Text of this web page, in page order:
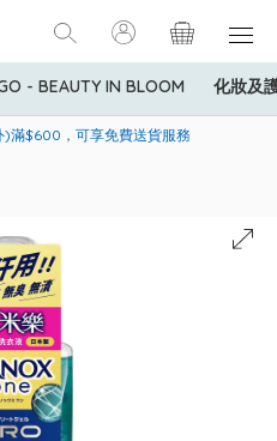
- BEAUTY IN BLOOM 化妝及
購物禮遇：高達5%簽賬回贈！
)滿$600，可享免費送貨服務
品，若訂單金額少於HK$600(折